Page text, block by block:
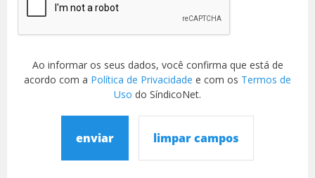
Ao informar os seus dados, você confirma que está de
acordo com a Política de Privacidade e com os Termos de
Uso do SíndicoNet.
enviar limpar campos